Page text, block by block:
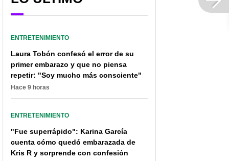
ENTRETENIMIENTO
Laura Tobón confesó el error de su
primer embarazo y que no piensa
repetir: "Soy mucho más consciente"
Hace 9 horas
ENTRETENIMIENTO
"Fue superrápido": Karina García
cuenta cómo quedó embarazada de
Kris R y sorprende con confesión